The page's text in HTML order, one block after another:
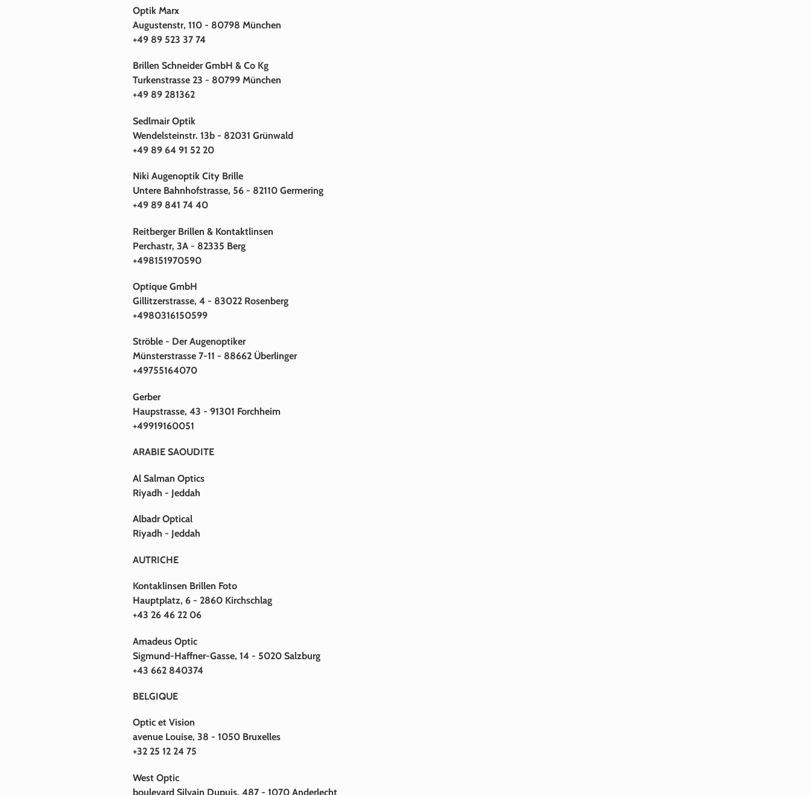
Optik Marx
Augustenstr, 110 - 80798 München
+49 89 523 37 74
Brillen Schneider GmbH & Co Kg
Turkenstrasse 23 - 80799 München
+49 89 281362
Sedlmair Optik
Wendelsteinstr. 13b - 82031 Grünwald
+49 89 64 91 52 20
Niki Augenoptik City Brille
Untere Bahnhofstrasse, 56 - 82110 Germering
+49 89 841 74 40
Reitberger Brillen & Kontaktlinsen
Perchastr, 3A - 82335 Berg
+498151970590
Optique GmbH
Gillitzerstrasse, 4 - 83022 Rosenberg
+4980316150599
Ströble - Der Augenoptiker
Münsterstrasse 7-11 - 88662 Überlinger
+49755164070
Gerber
Haupstrasse, 43 - 91301 Forchheim
+49919160051
ARABIE SAOUDITE
Al Salman Optics
Riyadh - Jeddah
Albadr Optical
Riyadh - Jeddah
AUTRICHE
Kontaklinsen Brillen Foto
Hauptplatz, 6 - 2860 Kirchschlag
+43 26 46 22 06
Amadeus Optic
Sigmund-Haffner-Gasse, 14 - 5020 Salzburg
+43 662 840374
BELGIQUE
Optic et Vision
avenue Louise, 38 - 1050 Bruxelles
+32 25 12 24 75
West Optic
boulevard Silvain Dupuis, 487 - 1070 Anderlecht